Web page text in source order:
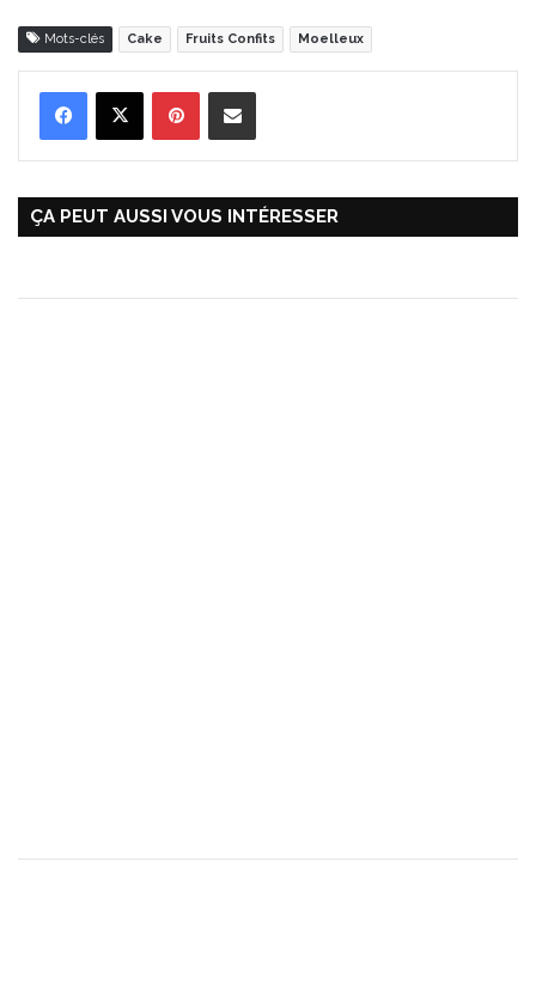
Mots-clés Cake Fruits Confits Moelleux
ÇA PEUT AUSSI VOUS INTÉRESSER